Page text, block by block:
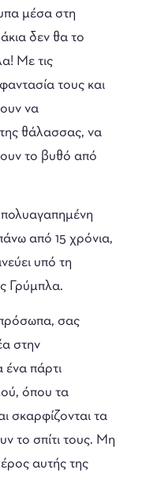
μέσα στη
δεν θα το
Με τις
τους και
να
θάλασσας, να
το βυθό από
από 15 χρόνια,
υπό τη
Γρύμπλα.
σας
στην
ένα πάρτι
όπου τα
σκαρφίζονται τα
το σπίτι τους. Μη
αυτής της